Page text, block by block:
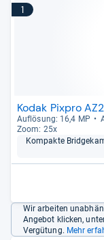
1
Kodak Pixpro
Auf­lö­sung: 16,4 MP
Zoom: 25x
Kom­pakte
Wir arbeiten
Angebot klicken,
Vergütung. Mehr